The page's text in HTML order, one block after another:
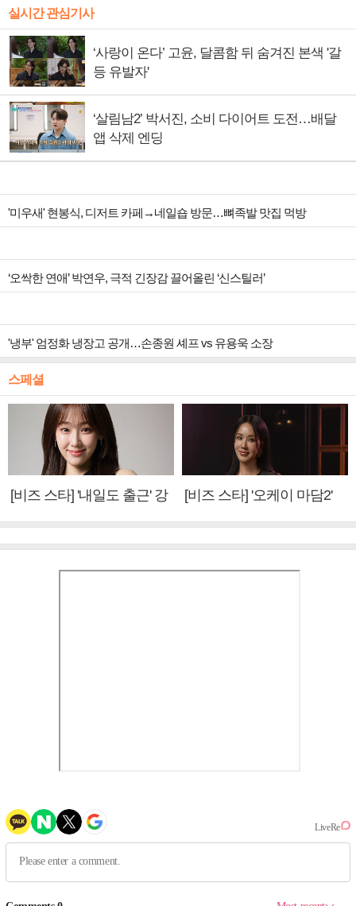
실시간 관심기사
‘사랑이 온다’ 고윤, 달콤함 뒤 숨겨진 본색 '갈
등 유발자'
‘살림남2’ 박서진, 소비 다이어트 도전…배달
앱 삭제 엔딩
'미우새' 현봉식, 디저트 카페→네일숍 방문…뼈족발 맛집 먹방
‘오싹한 연애’ 박연우, 극적 긴장감 끌어올린 ‘신스틸러’
'냉부' 엄정화 냉장고 공개…손종원 셰프 vs 유용욱 소장
스페셜
[비즈 스타] '내일도 출근' 강
[비즈 스타] '오케이 마담2'